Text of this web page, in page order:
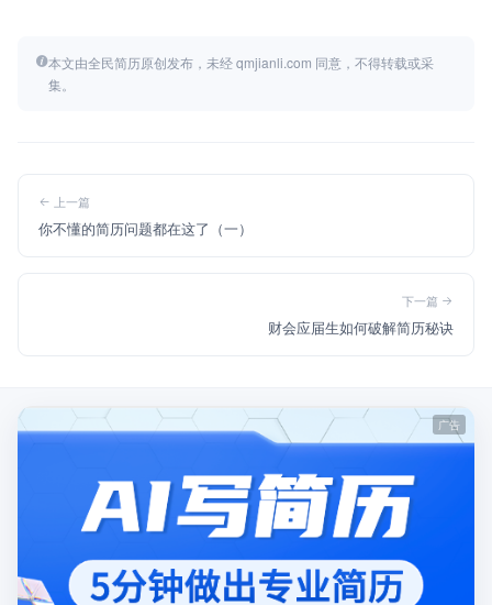
本文由全民简历原创发布，未经 qmjianli.com 同意，不得转载或采
集。
上一篇
你不懂的简历问题都在这了（一）
下一篇
财会应届生如何破解简历秘诀